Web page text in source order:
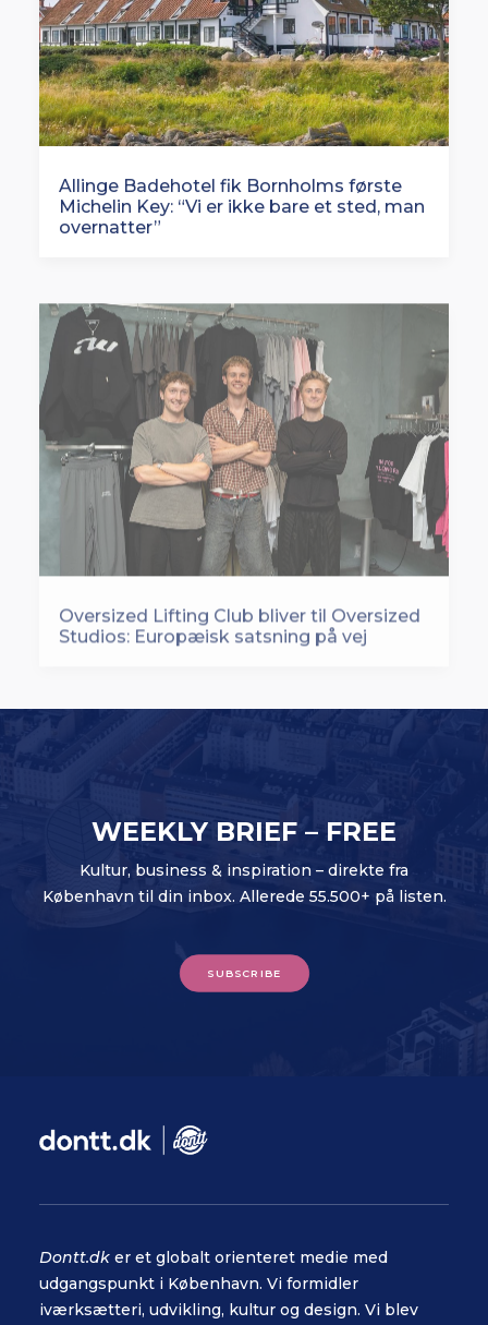
Allinge Badehotel fik Bornholms første
Michelin Key: “Vi er ikke bare et sted, man
overnatter”
Oversized Lifting Club bliver til Oversized
WEEKLY BRIEF – FREE
Kultur, business & inspiration – direkte fra
København til din inbox. Allerede 55.500+ på listen.
SUBSCRIBE
Dontt.dk er et globalt orienteret medie med
udgangspunkt i København. Vi formidler
iværksætteri, udvikling, kultur og design. Vi blev